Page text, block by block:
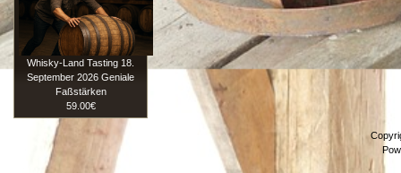
Whisky-Land Tasting 18.
September 2026 Geniale
Faßstärken
59.00€